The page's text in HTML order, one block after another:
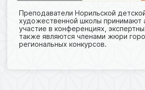
Преподаватели Норильской
художественной школы принимают
участие в конференциях,
также являются членами жюри
региональных конкурсов.